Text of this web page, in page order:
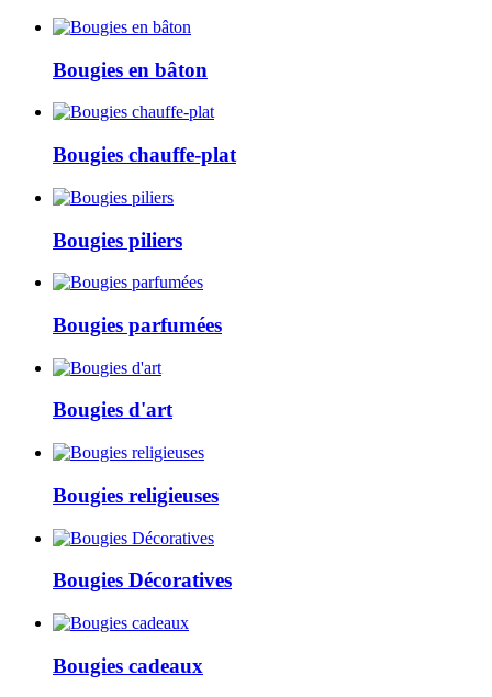
Bougies en bâton
Bougies chauffe-plat
Bougies piliers
Bougies parfumées
Bougies d'art
Bougies religieuses
Bougies Décoratives
Bougies cadeaux